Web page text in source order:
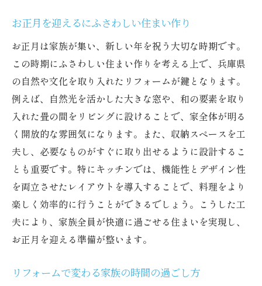
お正月を迎えるにふさわしい住まい作り
お正月は家族が集い、新しい年を祝う大切な時期です。
この時期にふさわしい住まい作りを考える上で、兵庫県
の自然や文化を取り入れたリフォームが鍵となります。
例えば、自然光を活かした大きな窓や、和の要素を取り
入れた畳の間をリビングに設けることで、家全体が明る
く開放的な雰囲気になります。また、収納スペースを工
夫し、必要なものがすぐに取り出せるように設計するこ
とも重要です。特にキッチンでは、機能性とデザイン性
を両立させたレイアウトを導入することで、料理をより
楽しく効率的に行うことができるでしょう。こうした工
夫により、家族全員が快適に過ごせる住まいを実現し、
お正月を迎える準備が整います。
リフォームで変わる家族の時間の過ごし方